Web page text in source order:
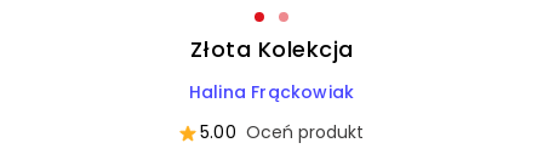
Złota Kolekcja
Halina Frąckowiak
5.00 Oceń produkt